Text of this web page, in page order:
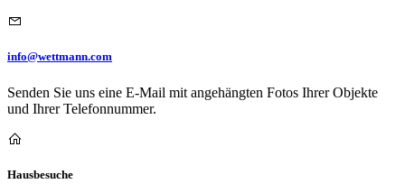
info@wettmann.com
Senden Sie uns eine E-Mail mit angehängten Fotos Ihrer Objekte
und Ihrer Telefonnummer.
Hausbesuche